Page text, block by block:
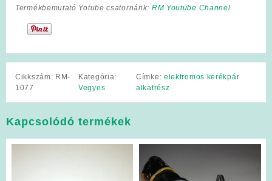
Termékbemutató Yotube csatornánk: RM Youtube Channel
Cikkszám: RM-
1077
Kategória:
Vegyes
Címke: elektromos kerékpár
alkatrész
Kapcsolódó termékek